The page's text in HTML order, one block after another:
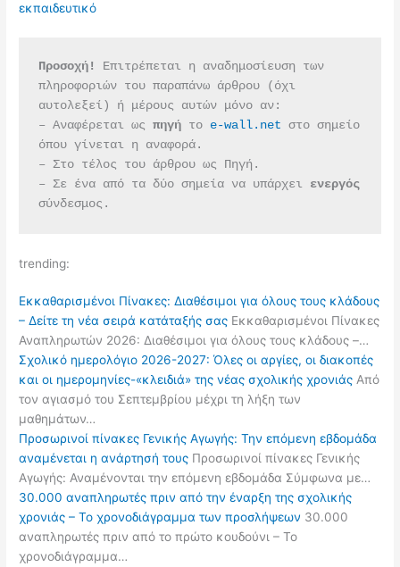
εκπαιδευτικό
Προσοχή!
Επιτρέπεται η αναδημοσίευση των
πληροφοριών του παραπάνω άρθρου (όχι
αυτολεξεί) ή μέρους αυτών μόνο αν:
– Αναφέρεται ως πηγή το e-wall.net στο σημείο
όπου γίνεται η αναφορά.
– Στο τέλος του άρθρου ως Πηγή.
– Σε ένα από τα δύο σημεία να υπάρχει
σύνδεσμος.
trending:
Εκκαθαρισμένοι Πίνακες: Διαθέσιμοι για όλους τους κλάδους
– Δείτε τη νέα σειρά κατάταξής σας Εκκαθαρισμένοι Πίνακες
Αναπληρωτών 2026: Διαθέσιμοι για όλους τους κλάδους –…
Σχολικό ημερολόγιο 2026-2027: Όλες οι αργίες, οι διακοπές
και οι ημερομηνίες-«κλειδιά» της νέας σχολικής χρονιάς Από
τον αγιασμό του Σεπτεμβρίου μέχρι τη λήξη των
μαθημάτων…
Προσωρινοί πίνακες Γενικής Αγωγής: Την επόμενη εβδομάδα
αναμένεται η ανάρτησή τους Προσωρινοί πίνακες Γενικής
Αγωγής: Αναμένονται την επόμενη εβδομάδα Σύμφωνα με…
30.000 αναπληρωτές πριν από την έναρξη της σχολικής
χρονιάς – Το χρονοδιάγραμμα των προσλήψεων 30.000
αναπληρωτές πριν από το πρώτο κουδούνι – Το
χρονοδιάγραμμα…